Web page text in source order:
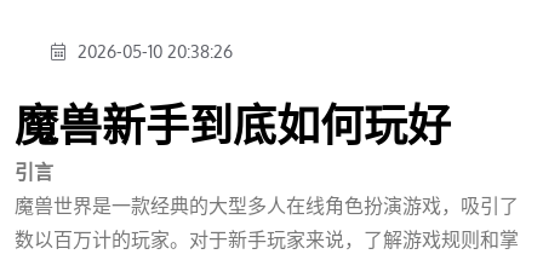
2026-05-10 20:38:26
魔兽新手到底如何玩好
引言
魔兽世界是一款经典的大型多人在线角色扮演游戏，吸引了
数以百万计的玩家。对于新手玩家来说，了解游戏规则和掌